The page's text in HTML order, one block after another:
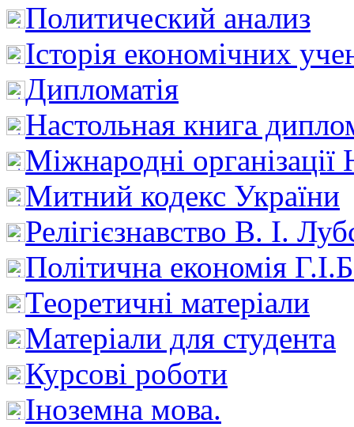
Политический анализ
Історія економічних
Дипломатія
Настольная книга
Міжнародні
Митний кодекс України
Релігієзнавство В. І.
Політична економія
Теоретичні матеріали
Матеріали для студента
Курсові роботи
Іноземна мова.